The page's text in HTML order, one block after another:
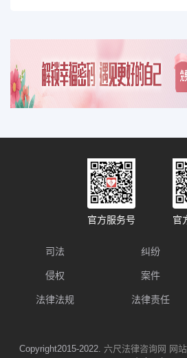
官方服务号 官
司法 纠纷
侵权 案件
法律法规 法律责任
Copyright2015-2022. 六尺法律咨询网 网